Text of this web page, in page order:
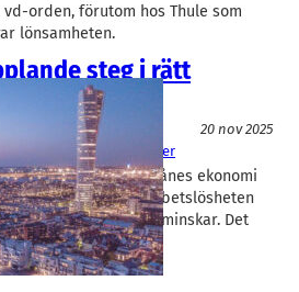
vd-orden, förutom hos Thule som
lönsamheten.
steg i rätt
20 nov 2025
Skåne
Björn Ovander
tyder på att Skånes ekonomi
att återhämta sig. Arbetslösheten
antalet konkurser minskar. Det
ny rapport…